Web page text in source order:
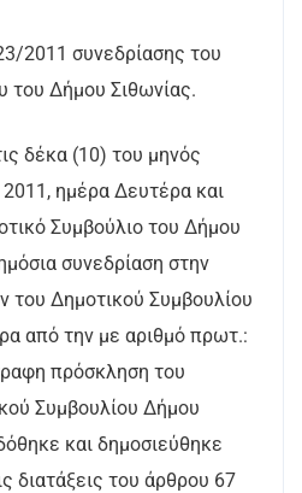
2011 συνεδρίασης του
του Δήμου Σιθωνίας.
δέκα (10) του μηνός
ημέρα Δευτέρα και
Συμβούλιο του Δήμου
συνεδρίαση στην
του Δημοτικού Συμβουλίου
από την με αριθμό πρωτ.:
πρόσκληση του
Συμβουλίου Δήμου
και δημοσιεύθηκε
διατάξεις του άρθρου 67